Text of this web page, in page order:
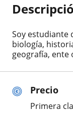
Precio
Primera
Soy estudiante
biología,
geografía, ente